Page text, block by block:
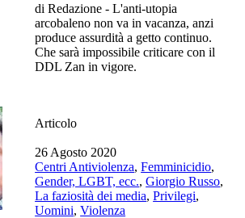
di Redazione - L'anti-utopia
arcobaleno non va in vacanza, anzi
produce assurdità a getto continuo.
Che sarà impossibile criticare con il
DDL Zan in vigore.
Articolo
26 Agosto 2020
Centri Antiviolenza,Femminicidio,
Gender, LGBT, ecc.,Giorgio Russo,
La faziosità dei media,Privilegi,
Uomini,Violenza